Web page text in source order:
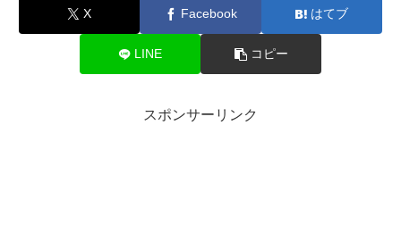
X Facebook はてブ
LINE コピー
スポンサーリンク